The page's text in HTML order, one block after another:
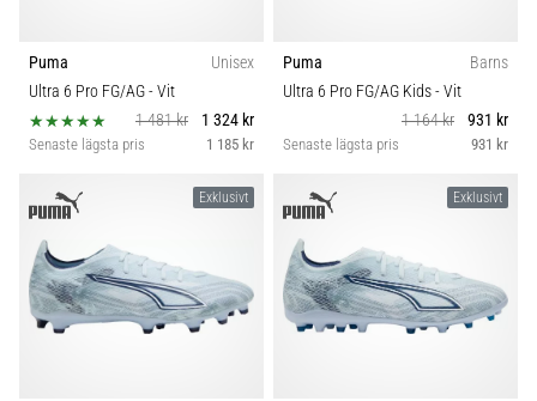
Puma
Unisex
Ultra 6 Pro FG/AG- Vit
1 481 kr
1 324 kr
Senaste lägsta pris 1 185 kr
Puma
Barns
Ultra 6 Pro FG/AG Kids- Vit
1 164 kr
931 kr
Senaste lägsta pris 931 kr
Exklusivt Exklusivt